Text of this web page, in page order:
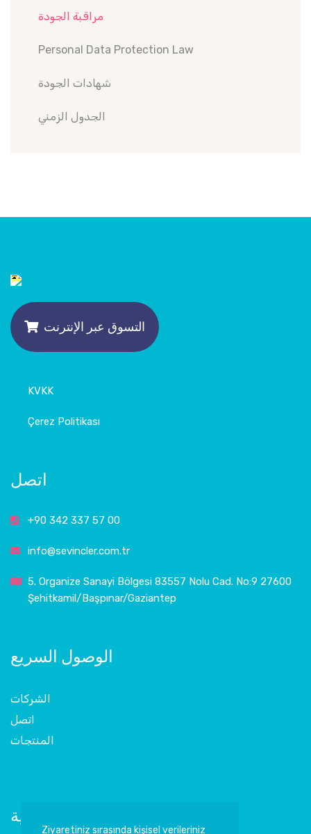
مراقبة الجودة
Personal Data Protection Law
شهادات الجودة
الجدول الزمني
التسوق عبر الإنترنت
KVKK
Çerez Politikası
اتصل
+90 342 337 57 00
info@sevincler.com.tr
5. Organize Sanayi Bölgesi 83557 Nolu Cad. No:9 27600
Şehitkamil/Başpınar/Gaziantep
الوصول السريع
الشركات
اتصل
المنتجات
اشترك في النشرة الإخبارية
Ziyaretiniz sırasında kişisel verileriniz